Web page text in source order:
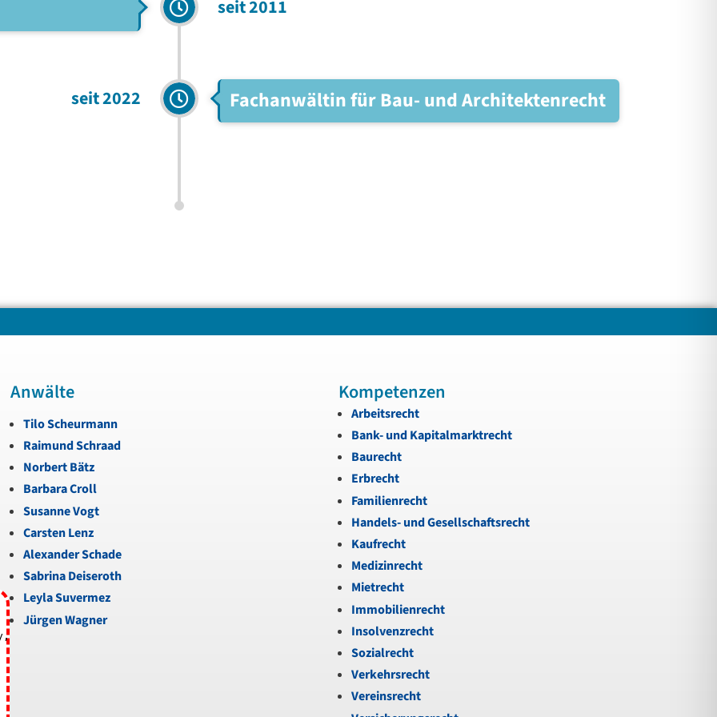
seit 2011
seit 2022 Fachanwältin für Bau- und Architektenrecht
Anwälte
Tilo Scheurmann
Raimund Schraad
Norbert Bätz
Barbara Croll
Susanne Vogt
Carsten Lenz
Alexander Schade
Sabrina Deiseroth
Leyla Suvermez
Jürgen Wagner
Kompetenzen
Arbeitsrecht
Bank- und Kapitalmarktrecht
Baurecht
Erbrecht
Familienrecht
Handels- und Gesellschaftsrecht
Kaufrecht
Medizinrecht
Mietrecht
Immobilienrecht
Insolvenzrecht
Sozialrecht
Verkehrsrecht
Vereinsrecht